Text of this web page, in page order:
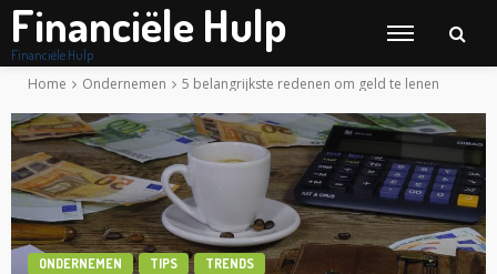
Financiële Hulp
Financiële Hulp
Home Ondernemen 5 belangrijkste redenen om geld te lenen
ONDERNEMEN TIPS TRENDS